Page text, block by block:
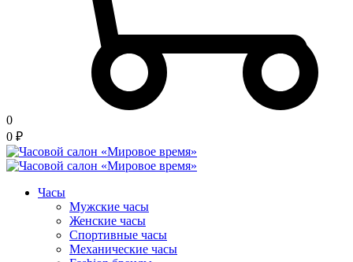
0
0 ₽
Часы
Мужские часы
Женские часы
Спортивные часы
Механические часы